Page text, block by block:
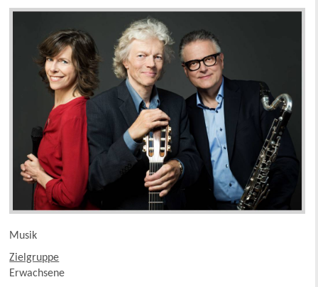
Musik
Zielgruppe
Erwachsene